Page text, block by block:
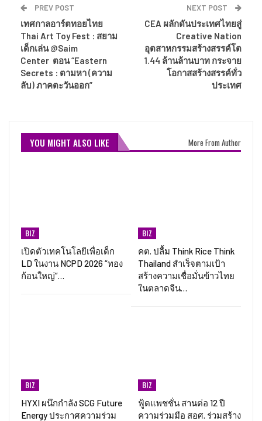
PREV POST
เทศกาลอาร์ตทอยไทย
Thai Art Toy Fest : สยาม
เด็กเล่น @Saim
Center ตอน “Eastern
Secrets : ตามหา (ความ
ลับ) ภาคตะวันออก”
NEXT POST
CEA ผลักดันประเทศไทยสู่
Creative Nation
อุตสาหกรรมสร้างสรรค์โต
1.44 ล้านล้านบาท กระจาย
โอกาสสร้างสรรค์ทั่ว
ประเทศ
YOU MIGHT ALSO LIKE More From Author
BIZ
เปิดตัวเทคโนโลยีเพื่อเด็ก
LD ในงาน NCPD 2026 “ทอง
ก้อนใหญ่”…
BIZ
คต. ปลื้ม Think Rice Think
Thailand สำเร็จตามเป้า
สร้างความเชื่อมั่นข้าวไทย
ในตลาดจีน…
BIZ
HYXI ผนึกกำลัง SCG Future
Energy ประกาศความร่วม
BIZ
ฟู้ดแพชชั่น สานต่อ 12 ปี
ความร่วมมือ สอศ. ร่วมสร้าง